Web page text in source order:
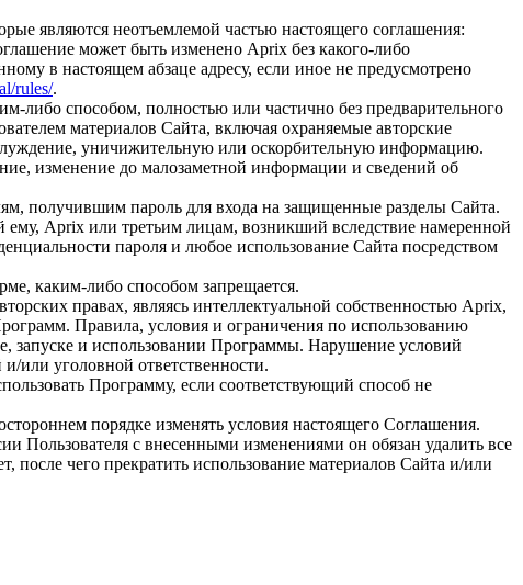
являются неотъемлемой частью настоящего соглашения:
может быть изменено Aprix без какого-либо
в настоящем абзаце адресу, если иное не предусмотрено
rules/.
либо способом, полностью или частично без предварительного
материалов Сайта, включая охраняемые авторские
уничижительную или оскорбительную информацию.
изменение до малозаметной информации и сведений об
получившим пароль для входа на защищенные разделы Сайта.
ему, Aprix или третьим лицам, возникший вследствие намеренной
пароля и любое использование Сайта посредством
каким-либо способом запрещается.
правах, являясь интеллектуальной собственностью Aprix,
Правила, условия и ограничения по использованию
запуске и использовании Программы. Нарушение условий
или уголовной ответственности.
Программу, если соответствующий способ не
порядке изменять условия настоящего Соглашения.
Пользователя с внесенными изменениями он обязан удалить все
чего прекратить использование материалов Сайта и/или